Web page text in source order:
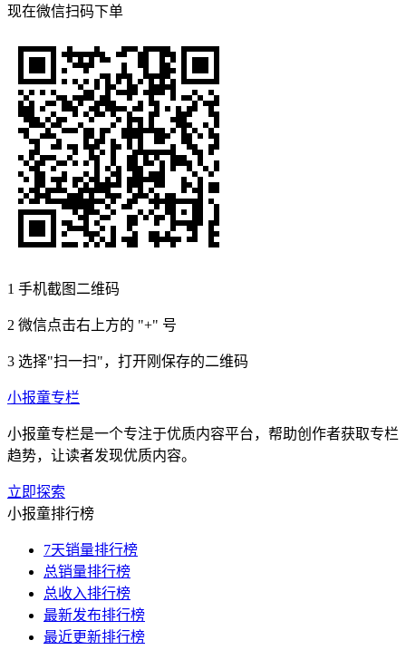
现在微信扫码下单
1 手机截图二维码
2 微信点击右上方的 "+" 号
3 选择"扫一扫"，打开刚保存的二维码
小报童专栏
小报童专栏是一个专注于优质内容平台，帮助创作者获取专栏
趋势，让读者发现优质内容。
立即探索
小报童排行榜
7天销量排行榜
总销量排行榜
总收入排行榜
最新发布排行榜
最近更新排行榜